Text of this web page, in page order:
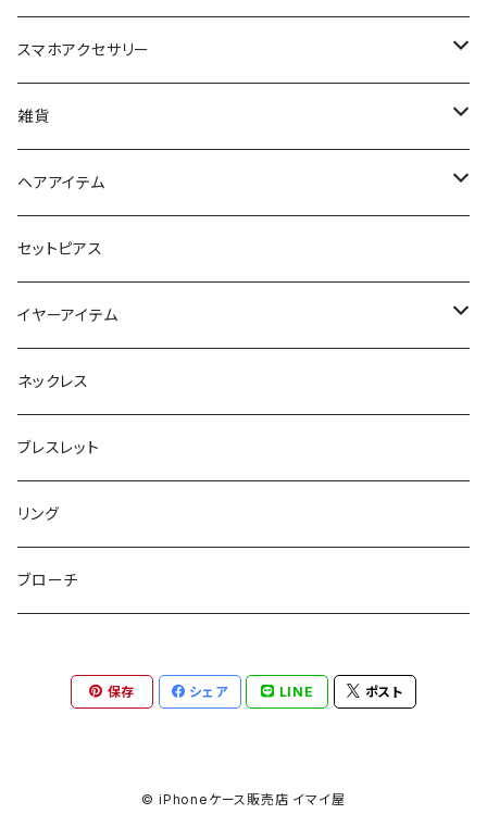
スマホアクセサリー
iPhoneケース
スマホリング＆グリップ
マルチショルダー
雑貨
ポーチ
マチ付きポーチ
フラットポーチ
etc
スマートキーポーチ
チャーム / カラビナ
ウォレット / 財布
トートバッグ
パスケース
ミラー
ハンドタオル
ヘアアイテム
静電気軽減ヘアブレスレット
ポニーフック
テールクラッチ
シュシュット
キープスタイラー
ヘアピン
ヘアクリップ
セットピアス
イヤーアイテム
ステンレスピアス
ピアス
イヤリング
セットピアス
イヤーカフ
ネックレス
ブレスレット
リング
ブローチ
保存 シェア LINE ポスト
© iPhoneケース販売店 イマイ屋